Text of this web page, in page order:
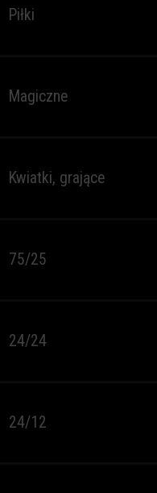
Piłki
Magiczne
Kwiatki, grające
75/25
24/24
24/12